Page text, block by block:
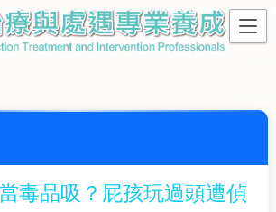
毒品吸？屁孩玩過頭遭偵